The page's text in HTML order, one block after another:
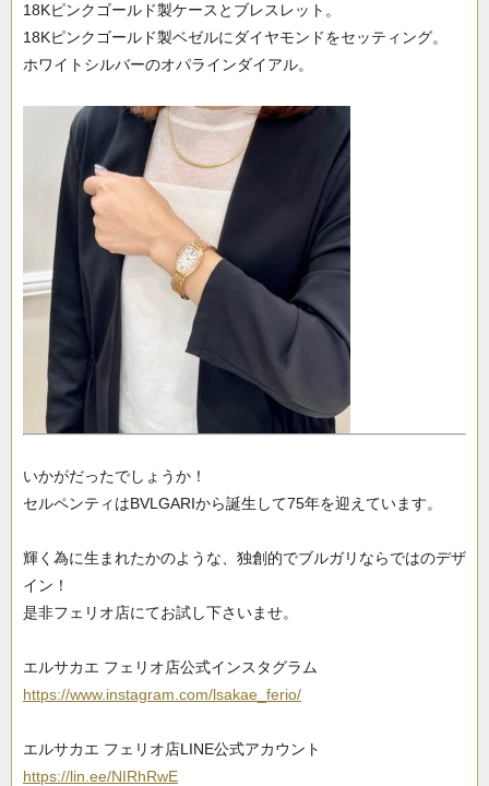
18Kピンクゴールド製ケースとブレスレット。
18Kピンクゴールド製ベゼルにダイヤモンドをセッティング。
ホワイトシルバーのオパラインダイアル。
いかがだったでしょうか！
セルペンティはBVLGARIから誕生して75年を迎えています。
輝く為に生まれたかのような、独創的でブルガリならではのデザ
イン！
是非フェリオ店にてお試し下さいませ。
エルサカエ フェリオ店公式インスタグラム
https://www.instagram.com/lsakae_ferio/
エルサカエ フェリオ店LINE公式アカウント
https://lin.ee/NIRhRwE